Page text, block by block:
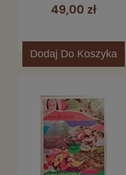
49,00 zł
Dodaj Do Koszyka